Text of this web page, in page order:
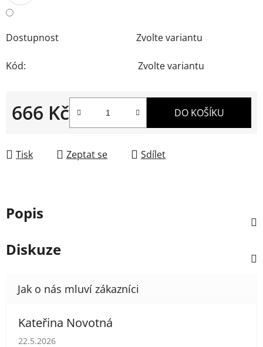
Dostupnost Zvolte variantu
Kód: Zvolte variantu
666 Kč DO KOŠÍKU
Tisk Zeptat se Sdílet
Popis
Diskuze
Kateřina Novotná
Hodnocení obchodu je 5 z 5 hvězdiček.
22.5.2026